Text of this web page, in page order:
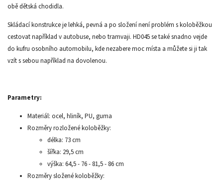
obě dětská chodidla.
Skládací konstrukce je lehká, pevná a po složení není problém s koloběžkou
cestovat například v autobuse, nebo tramvaji. HD045 se také snadno vejde
do kufru osobního automobilu, kde nezabere moc místa a můžete si ji tak
vzít s sebou například na dovolenou.
Parametry:
Materiál: ocel, hliník, PU, guma
Rozměry rozložené koloběžky:
délka: 73 cm
šířka: 29,5 cm
výška: 64,5 - 76 - 81,5 - 86 cm
Rozměry složené koloběžky: